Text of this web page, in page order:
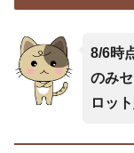
8/6時
のみ
ロッ